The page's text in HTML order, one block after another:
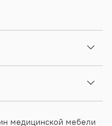
медицинской мебели